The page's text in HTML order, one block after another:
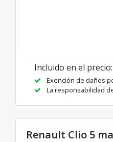
Incluido en el precio:
Exención de daños
La responsabilidad
Renault Clio 5